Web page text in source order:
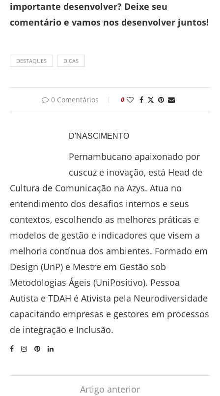
importante desenvolver? Deixe seu
comentário e vamos nos desenvolver juntos!
DESTAQUES DICAS
0 Comentários 0
D'NASCIMENTO
Pernambucano apaixonado por
cuscuz e inovação, está Head de
Cultura de Comunicação na Azys. Atua no
entendimento dos desafios internos e seus
contextos, escolhendo as melhores práticas e
modelos de gestão e indicadores que visem a
melhoria contínua dos ambientes. Formado em
Design (UnP) e Mestre em Gestão sob
Metodologias Ágeis (UniPositivo). Pessoa
Autista e TDAH é Ativista pela Neurodiversidade
capacitando empresas e gestores em processos
de integração e Inclusão.
Artigo anterior